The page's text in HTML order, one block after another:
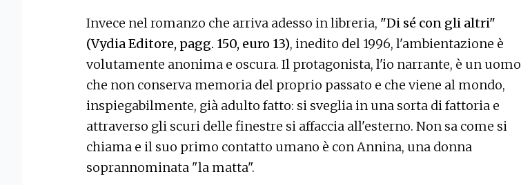
Invece nel romanzo che arriva adesso in libreria, "Di sé con gli altri"
(Vydia Editore, pagg. 150, euro 13), inedito del 1996, l'ambientazione è
volutamente anonima e oscura. Il protagonista, l'io narrante, è un uomo
che non conserva memoria del proprio passato e che viene al mondo,
inspiegabilmente, già adulto fatto: si sveglia in una sorta di fattoria e
attraverso gli scuri delle finestre si affaccia all'esterno. Non sa come si
chiama e il suo primo contatto umano è con Annina, una donna
soprannominata "la matta".